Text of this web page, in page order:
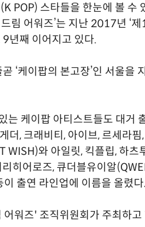
POP) 스타들을 한눈에 볼 수
림 어워즈’는 지난 2017년 ‘
9년째 이어지고 있다.
‘케이팝의 본고장’인 서울을
는 케이팝 아티스트들도 대거
더, 크래비티, 아이브, 르세라
WISH)와 아일릿, 킥플립, 하츠
히어로즈, 큐더블유이알
출연 라인업에 이름을 올렸다.
워즈' 조직위원회가 주최하고